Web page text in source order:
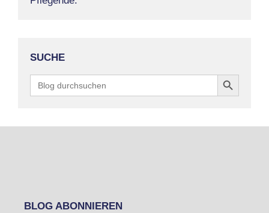
SUCHE
Search
for:
Search Button
BLOG ABONNIEREN